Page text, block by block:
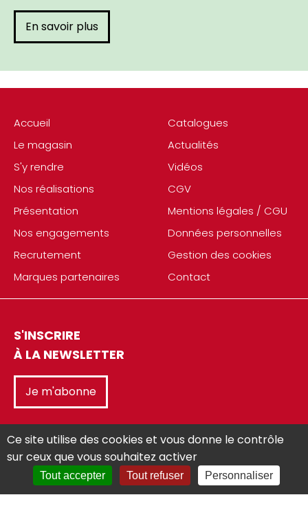
Accueil
Le magasin
S'y rendre
Nos réalisations
Présentation
Nos engagements
Recrutement
Marques partenaires
Catalogues
Actualités
Vidéos
CGV
Mentions légales / CGU
Données personnelles
Gestion des cookies
Contact
S'INSCRIRE
À LA NEWSLETTER
Je m'abonne
Réalisé avec
En savoir plus
Ce site utilise des cookies et vous donne le contrôle
sur ceux que vous souhaitez activer
Tout accepter Tout refuser Personnaliser